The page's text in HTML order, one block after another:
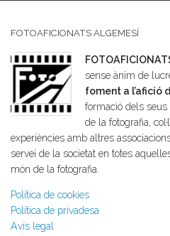
FOTOAFICIONATS ALGEMESÍ
sense ànim de
foment a l’afició
formació dels seus
de la fotografia,
experiències amb altres
servei de la societat en totes
món de la fotografia.
Política de cookies
Política de privadesa
Avís legal